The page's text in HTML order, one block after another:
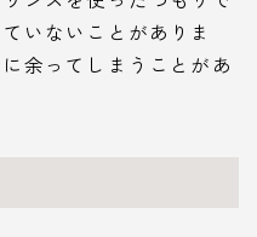
いないことがありま
余ってしまうことがあ